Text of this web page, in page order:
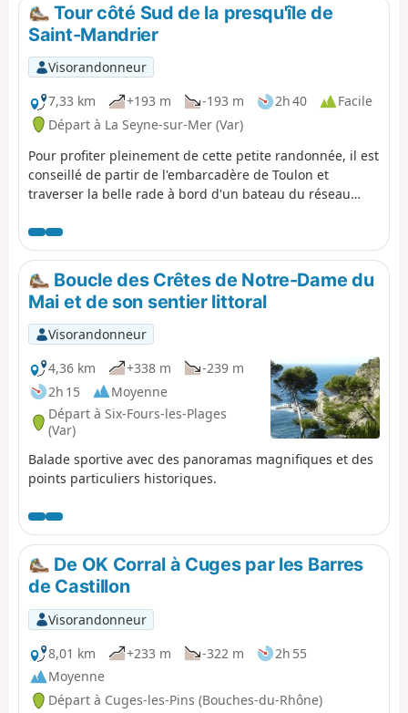
Tour côté Sud de la presqu'île de
Saint-Mandrier
Visorandonneur
7,33 km
+193 m -193 m 2h 40
Facile
Départ à La Seyne-sur-Mer (Var)
Pour profiter pleinement de cette petite randonnée, il est
conseillé de partir de l'embarcadère de Toulon et
traverser la belle rade à bord d'un bateau du réseau
côte Sud et les beaux panoramas de la presqu'île de
Saint Mandrier-sur-Mer.
Boucle des Crêtes de Notre-Dame du
Mai et de son sentier littoral
Visorandonneur
4,36 km
+338 m
-239 m
2h 15
Moyenne
Départ à Six-Fours-les-Plages
(Var)
Balade sportive avec des panoramas magnifiques et des
points particuliers historiques.
De OK Corral à Cuges par les Barres
de Castillon
Visorandonneur
8,01 km
+233 m -322 m
2h 55
Moyenne
Départ à Cuges-les-Pins (Bouches-du-Rhône)